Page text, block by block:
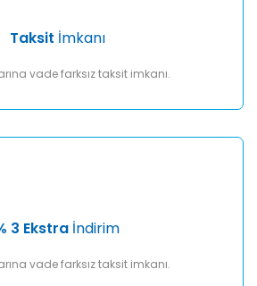
Taksit İmkanı
vade farksız taksit imkanı.
3 Ekstra İndirim
vade farksız taksit imkanı.